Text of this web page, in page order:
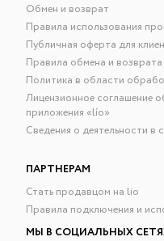
Обмен и возврат
Правила использования
Публичная оферта для
Правила обмена и
Политика в области
Лицензионное соглашение
приложения «lío»
Сведения о деятельности в
ПАРТНЕРАМ
Стать продавцом на lio
Правила подключения и
МЫ В СОЦИАЛЬНЫХ